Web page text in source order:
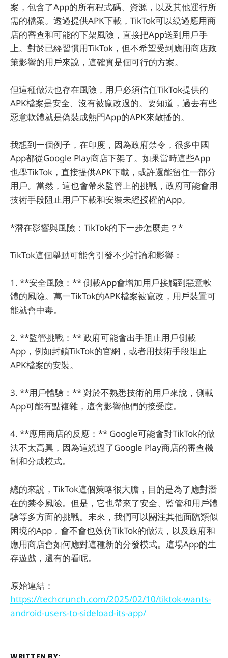
案，包含了App的所有程式碼、資源，以及其他運行所
需的檔案。透過提供APK下載，TikTok可以繞過應用商
店的審查和可能的下架風險，直接把App送到用戶手
上。對於已經習慣用TikTok，但不希望受到應用商店政
策影響的用戶來說，這確實是個可行的方案。
但這種做法也存在風險，用戶必須信任TikTok提供的
APK檔案是安全、沒有被竄改過的。要知道，過去有些
惡意軟體就是偽裝成熱門App的APK來散播的。
我想到一個例子，在印度，因為政府禁令，很多中國
App都從Google Play商店下架了。如果當時這些App
也學TikTok，直接提供APK下載，或許還能留住一部分
用戶。當然，這也會帶來監管上的挑戰，政府可能會用
技術手段阻止用戶下載和安裝未經授權的App。
*潛在影響與風險：TikTok的下一步怎麼走？*
TikTok這個舉動可能會引發不少討論和影響：
1. **安全風險：** 側載App會增加用戶接觸到惡意軟
體的風險。萬一TikTok的APK檔案被竄改，用戶裝置可
能就會中毒。
2. **監管挑戰：** 政府可能會出手阻止用戶側載
App，例如封鎖TikTok的官網，或者用技術手段阻止
APK檔案的安裝。
3. **用戶體驗：** 對於不熟悉技術的用戶來說，側載
App可能有點複雜，這會影響他們的接受度。
4. **應用商店的反應：** Google可能會對TikTok的做
法不太高興，因為這繞過了Google Play商店的審查機
制和分成模式。
總的來說，TikTok這個策略很大膽，目的是為了應對潛
在的禁令風險。但是，它也帶來了安全、監管和用戶體
驗等多方面的挑戰。未來，我們可以關注其他面臨類似
困境的App，會不會也效仿TikTok的做法，以及政府和
應用商店會如何應對這種新的分發模式。這場App的生
存遊戲，還有的看呢。
原始連結：
https://techcrunch.com/2025/02/10/tiktok-wants-
android-users-to-sideload-its-app/